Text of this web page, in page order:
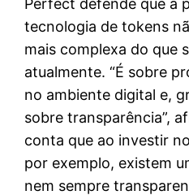
Perfect defende que a
tecnologia de tokens
mais complexa do que
atualmente. “É sobre
no ambiente digital e,
sobre transparência”,
conta que ao investir
por exemplo, existem
nem sempre